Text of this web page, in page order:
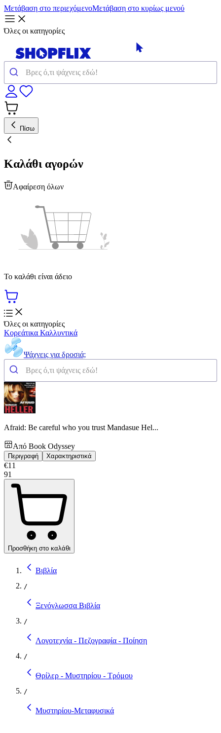
Μετάβαση στο περιεχόμενοΜετάβαση στο κυρίως μενού
Όλες οι κατηγορίες
Πίσω
Καλάθι αγορών
Αφαίρεση όλων
Το καλάθι είναι άδειο
Όλες οι κατηγορίες
Κορεάτικα Καλλυντικά
Ψάχνεις για δροσιά;
Afraid: Be careful who you trust Mandasue Hel...
Από Book Odyssey
Περιγραφή Χαρακτηριστικά
€11
91
Προσθήκη στο καλάθι
Βιβλία
/
Ξενόγλωσσα Βιβλία
/
Λογοτεχνία - Πεζογραφία - Ποίηση
/
Θρίλερ - Μυστηρίου - Τρόμου
/
Μυστηρίου-Μεταφυσικά